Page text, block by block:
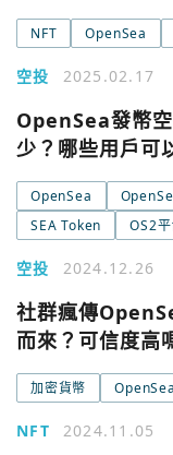
NFT OpenSea
空投 2025.02.17
OpenSea發幣
少？哪些用戶可
OpenSea
SEA Token
OS2
空投 2024.12.26
社群瘋傳
而來？可信度高
加密貨幣 OpenSea
NFT 2024.11.05
今日熱門
您已閒置5分鐘，
今日熱門